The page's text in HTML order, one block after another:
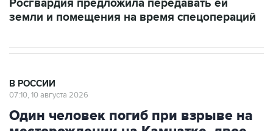
Один человек погиб при взрыве на
месторождении на Камчатке, двое
пострадали